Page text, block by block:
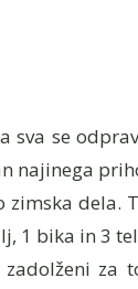
sva se
najinega
zimska dela.
1 bika in 3
za